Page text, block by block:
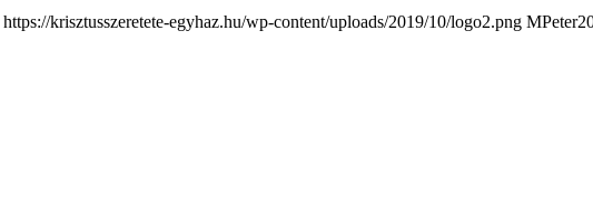
https://krisztusszeretete-egyhaz.hu/wp-content/uploads/2019/10/logo2.png MPeter